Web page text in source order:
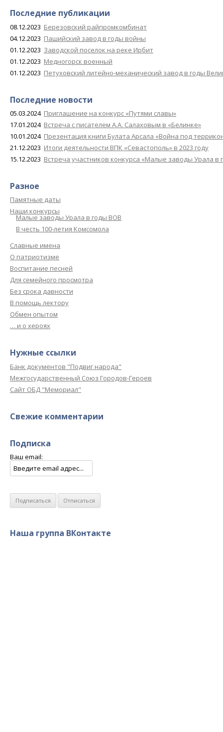
Последние публикации
08.12.2023 Березовский райпромкомбинат
04.12.2023 Пашийский завод в годы войны
01.12.2023 Заводской поселок на реке Ирбит
01.12.2023 Медногорск военный
01.12.2023 Петуховский литейно-механический завод в годы
Последние новости
05.03.2024 Приглашение на конкурс «Путями славы»
17.01.2024 Встреча с писателем А.А. Салаховым в «Белинке»
10.01.2024 Презентация книги Булата Арсала «Война под
21.12.2023 Итоги деятельности ВПК «Севастополь» в 2023 году
15.12.2023 Встреча участников конкурса «Малые заводы Урала в
Разное
Памятные даты
Наши конкурсы
Малые заводы Урала в годы ВОВ
В честь 100-летия Комсомола
Славные имена
О патриотизме
Воспитание песней
Для семейного просмотра
Без срока давности
В помощь лектору
Обмен опытом
… и о хероях
Нужные ссылки
Банк документов "Подвиг народа"
Межгосударственный Союз Городов-Героев
Сайт ОБД "Мемориал"
Свежие комментарии
Подписка
Ваш email:
Наша группа ВКонтакте